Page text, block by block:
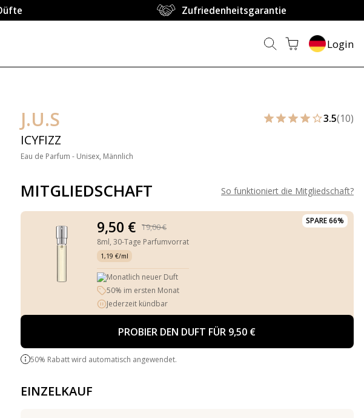
Zufriedenheitsgarantie
Login
J.U.S
ICYFIZZ
Eau de Parfum - Unisex, Männlich
3.5(10)
MITGLIEDSCHAFT So funktioniert die Mitgliedschaft?
SPARE 66%
9,50 €
19,00 €
8ml, 30-Tage Parfumvorrat
1,19 €/ml
Monatlich neuer Duft
50% im ersten Monat
Jederzeit kündbar
PROBIER DEN DUFT FÜR 9,50 €
50% Rabatt wird automatisch angewendet.
EINZELKAUF